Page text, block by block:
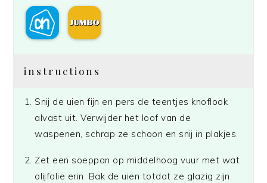
instructions
Snij de uien fijn en pers de teentjes knoflook
alvast uit. Verwijder het loof van de
waspenen, schrap ze schoon en snij in plakjes.
Zet een soeppan op middelhoog vuur met wat
olijfolie erin. Bak de uien totdat ze glazig zijn.